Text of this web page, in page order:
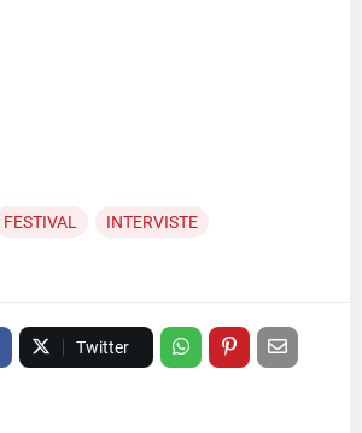
FESTIVAL
INTERVISTE
Twitter